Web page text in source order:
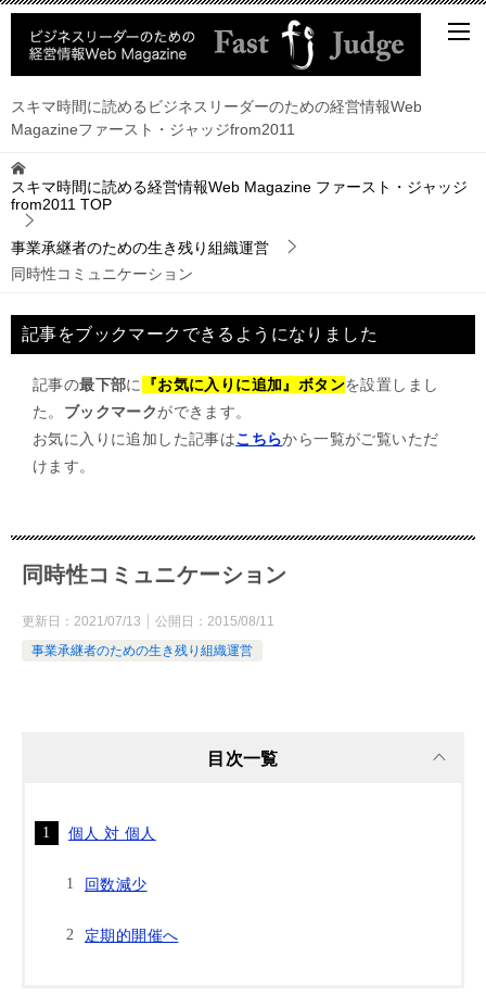
スキマ時間に読めるビジネスリーダーのための経営情報Web
Magazineファースト・ジャッジfrom2011
スキマ時間に読める経営情報Web Magazine ファースト・ジャッジ
from2011 TOP
事業承継者のための生き残り組織運営
同時性コミュニケーション
記事をブックマークできるようになりました
記事の最下部に 『お気に入りに追加』ボタンを設置しまし
た。 ブックマークができます。
お気に入りに追加した記事はこちらから一覧がご覧いただ
けます。
同時性コミュニケーション
更新日： 2021/07/13 公開日： 2015/08/11
事業承継者のための生き残り組織運営
目次一覧
個人 対 個人
回数減少
定期的開催へ